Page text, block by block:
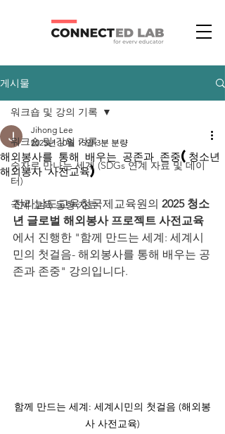
게시물
워크숍 및 강의 기록
숫자로 만나는 세계 (SDGs 연계 자료 및 데이
터)
국제 교육 동향 자료
워크숍 및 강의 기록
해외봉사를 통해 배우는 공존과 존중(청소년
해외봉사 사전교육)
Jihong Lee
2025년 10월 15일 3분 분량
전라남도교육청국제교육원의 2025 청소
년 글로벌 해외봉사 프로젝트 사전교육
에서 진행한 "함께 만드는 세계: 세계시
민의 첫걸음- 해외봉사를 통해 배우는 공
존과 존중" 강의입니다.
﻿함께 만드는 세계: 세계시민의 첫걸음 (해외봉
사 사전교육)